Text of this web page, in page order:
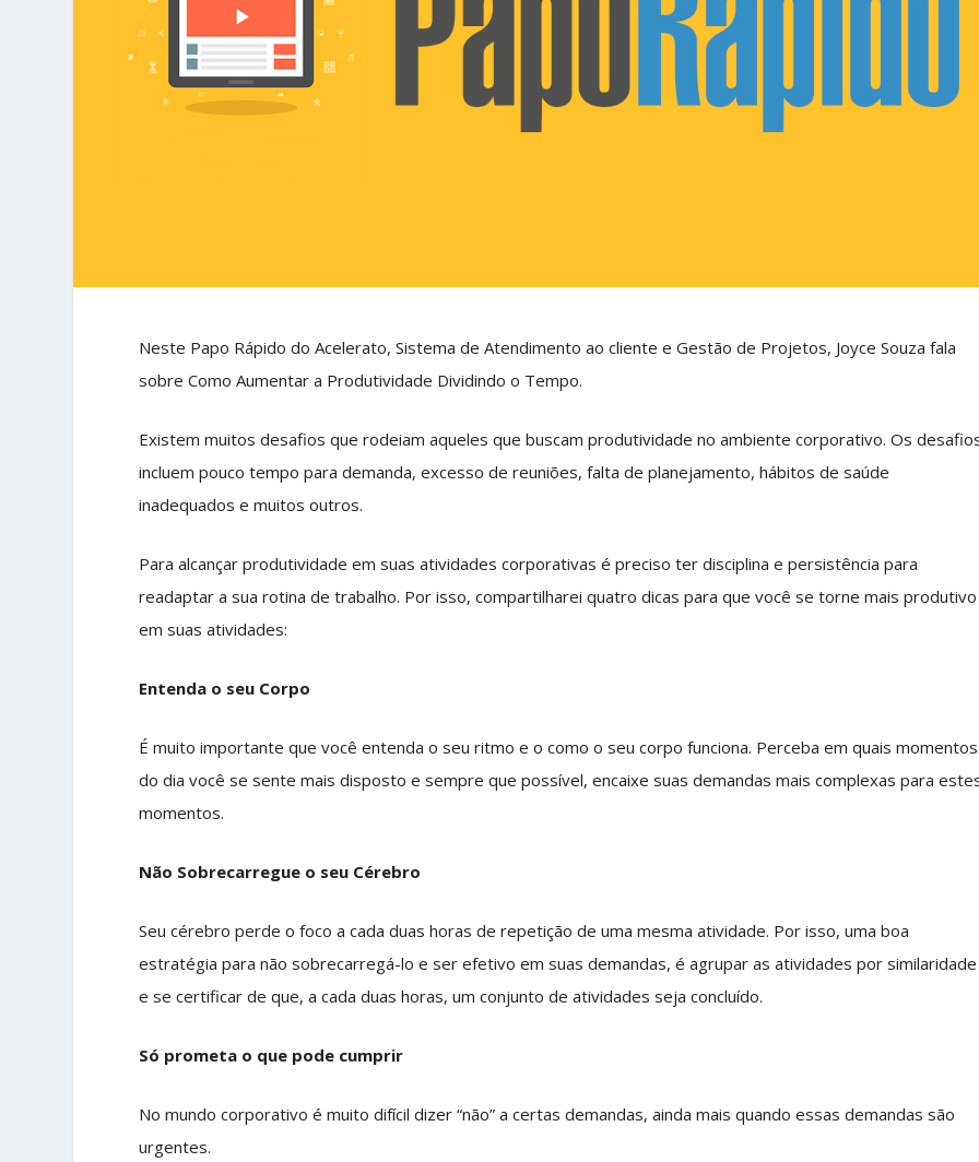
Neste Papo Rápido do Acelerato, Sistema de Atendimento ao cliente e Gestão de Projetos, Joyce Souza fala
sobre Como Aumentar a Produtividade Dividindo o Tempo.
Existem muitos desafios que rodeiam aqueles que buscam produtividade no ambiente corporativo. Os
incluem pouco tempo para demanda, excesso de reuniões, falta de planejamento, hábitos de saúde
inadequados e muitos outros.
Para alcançar produtividade em suas atividades corporativas é preciso ter disciplina e persistência para
readaptar a sua rotina de trabalho. Por isso, compartilharei quatro dicas para que você se torne mais produtivo
em suas atividades:
Entenda o seu Corpo
É muito importante que você entenda o seu ritmo e o como o seu corpo funciona. Perceba em quais momentos
do dia você se sente mais disposto e sempre que possível, encaixe suas demandas mais complexas para
momentos.
Não Sobrecarregue o seu Cérebro
Seu cérebro perde o foco a cada duas horas de repetição de uma mesma atividade. Por isso, uma boa
estratégia para não sobrecarregá-lo e ser efetivo em suas demandas, é agrupar as atividades por similaridade
e se certificar de que, a cada duas horas, um conjunto de atividades seja concluído.
Só prometa o que pode cumprir
No mundo corporativo é muito difícil dizer “não” a certas demandas, ainda mais quando essas demandas são
urgentes.